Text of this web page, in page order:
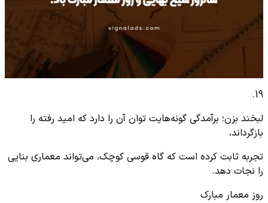
19.
لبخند بزن؛ برآمدگی گونه‌هایت توان آن را دارد که امید رفته را
بازگرداند،
تجربه ثابت کرده است که گاه قوسی کوچک، می‌تواند معماری بنایی
را نجات دهد.
روز معمار مبارک